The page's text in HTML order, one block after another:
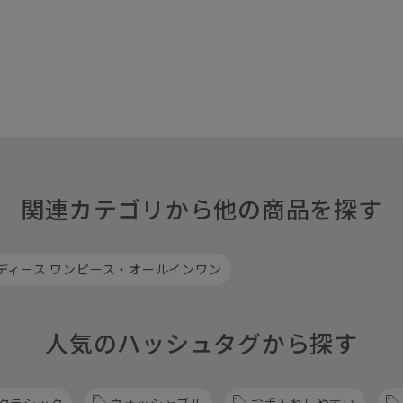
関連カテゴリから他の商品を探す
ィース ワンピース・オールインワン
人気のハッシュタグから探す